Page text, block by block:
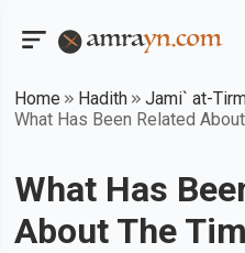
Home Hadith Jami` at-
What Has Been Related
What Has
About The